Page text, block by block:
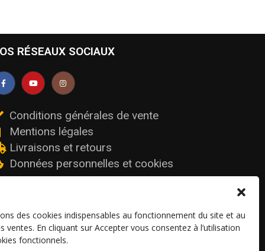
des cookies indispensables au fonctionnement du site et au
ventes. En cliquant sur Accepter vous consentez à l’utilisation
fonctionnels.
RÉSEAUX SOCIAUX
Conditions générales de vente
Mentions légales
Livraisons et retours
Données personnelles et cookies